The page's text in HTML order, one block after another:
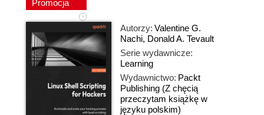
Promocja
Autorzy: Valentine G.
Nachi, Donald A. Tevault
Serie wydawnicze:
Learning
Wydawnictwo: Packt
Publishing (Z chęcią
przeczytam książkę w
języku polskim)